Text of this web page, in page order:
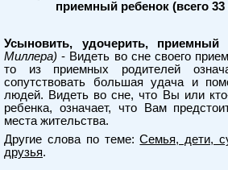
приемный ребенок (всего
Усыновить, удочерить, приемный
Миллера) - Видеть во сне своего
то из приемных родителей
сопутствовать большая удача и
людей. Видеть во сне, что Вы или
ребенка, означает, что Вам
места жительства.
Другие слова по теме:Семья, дети,
друзья.